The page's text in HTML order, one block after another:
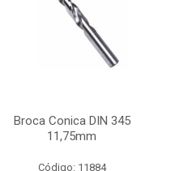
Broca Conica DIN 345
11,75mm
Código: 11884